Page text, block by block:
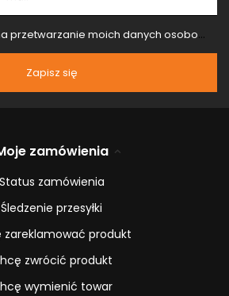
(adres e-mail) na potrzeby wysyłki newslettera z informacją handlową (marketing). Więcej w
Zapisz się
zamówienia
Status zamówienia
Śledzenie przesyłki
zareklamować produkt
zwrócić produkt
wymienić towar